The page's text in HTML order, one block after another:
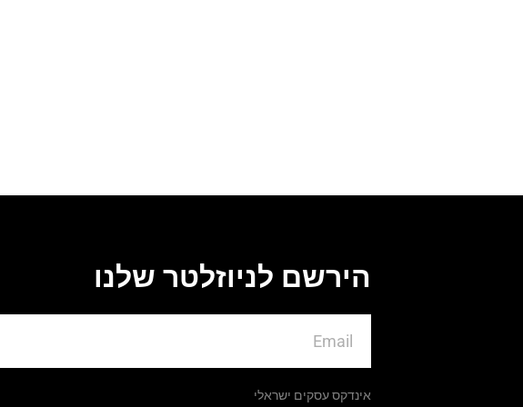
הירשם לניוזלטר שלנו
אינדקס עסקים ישראלי